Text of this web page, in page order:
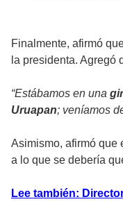
Finalmente, afirmó
la presidenta. Agregó
“Estábamos en una
Uruapan; veníamos
Asimismo, afirmó que
a lo que se debería
Lee también: